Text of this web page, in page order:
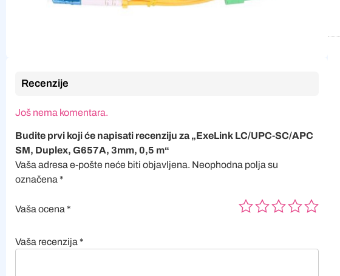
Recenzije
Još nema komentara.
Budite prvi koji će napisati recenziju za „ExeLink LC/UPC-SC/APC
SM, Duplex, G657A, 3mm, 0,5 m“
Vaša adresa e-pošte neće biti objavljena. Neophodna polja su
označena *
Vaša ocena *
Vaša recenzija *